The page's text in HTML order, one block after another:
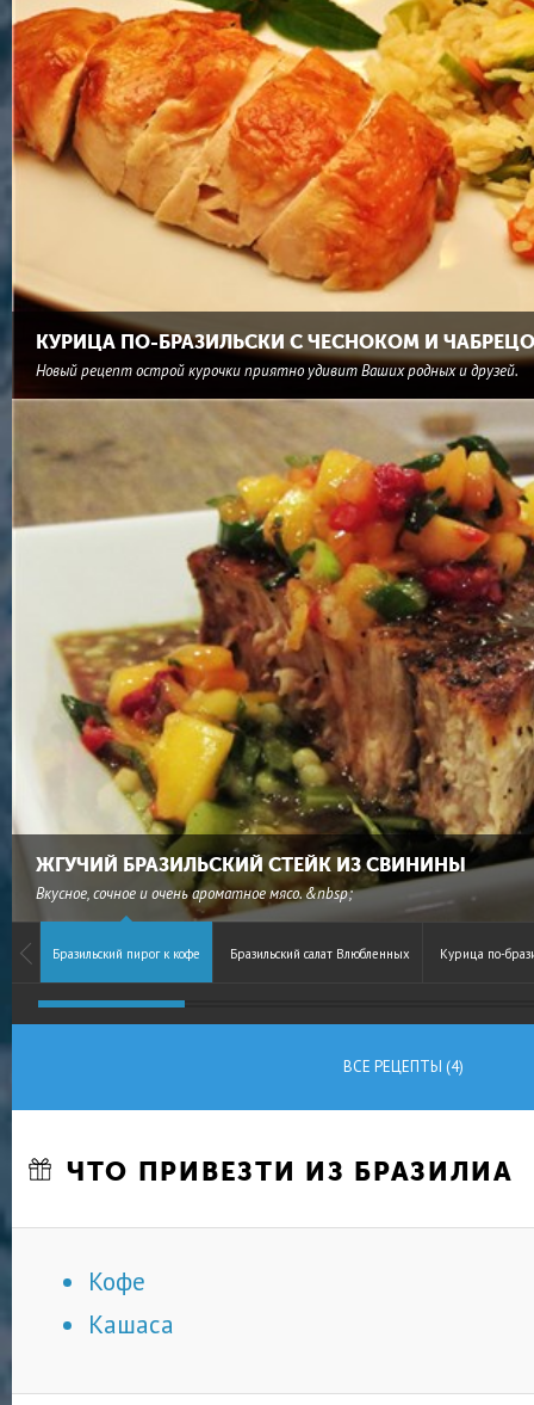
КУРИЦА ПО-БРАЗИЛЬСКИ С ЧЕСНОКОМ И
Новый рецепт острой курочки приятно удивит Ваших родных и друзей.
ЖГУЧИЙ БРАЗИЛЬСКИЙ СТЕЙК ИЗ СВИНИНЫ
Вкусное, сочное и очень ароматное мясо. &nbsp;
Бразильский пирог к кофе Бразильский салат Влюбленных Курица по-
ВСЕ РЕЦЕПТЫ (4)
ЧТО ПРИВЕЗТИ ИЗ БРАЗИЛИА
Кофе
Кашаса